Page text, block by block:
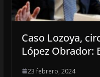
Caso Lozoya,
López Obrador:
23 febrero, 2024